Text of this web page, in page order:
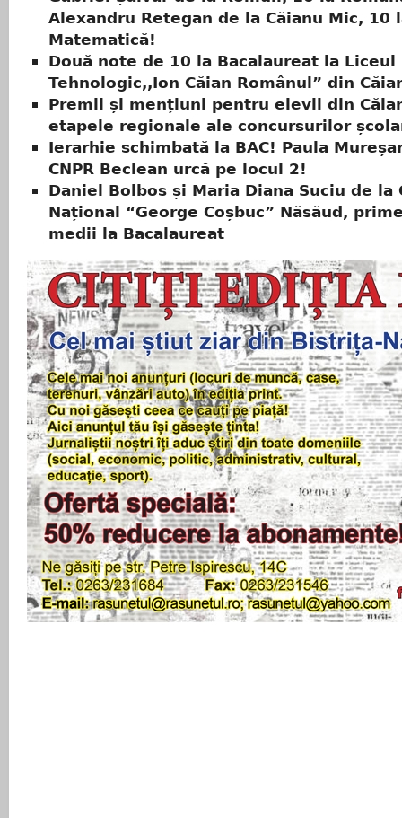
Alexandru Retegan de la Căianu Mic, 10
Matematică!
Două note de 10 la Bacalaureat la Liceul
Tehnologic,,Ion Căian Românul” din
Premii și mențiuni pentru elevii din
etapele regionale ale concursurilor
Ierarhie schimbată la BAC! Paula
CNPR Beclean urcă pe locul 2!
Daniel Bolbos și Maria Diana Suciu de la
Național “George Coșbuc” Năsăud,
medii la Bacalaureat